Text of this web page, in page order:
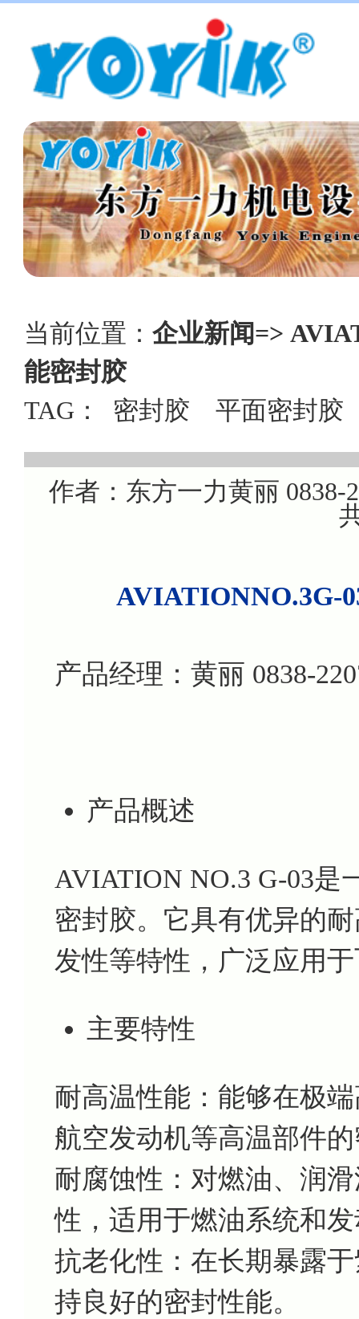
当前位置： 企业新闻=>
能密封胶
TAG： 密封胶 平面密封胶
作者：东方一力黄丽
AVIATIONNO.3G-
产品经理：黄丽 0838-
产品概述
AVIATION NO.3 G-03是
密封胶。它具有优异的
发性等特性，广泛应用
主要特性
耐高温性能：能够在极
航空发动机等高温部件
耐腐蚀性：对燃油、润
性，适用于燃油系统和
抗老化性：在长期暴露
持良好的密封性能。